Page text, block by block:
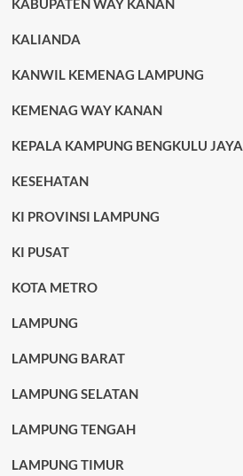
KABUPATEN WAY KANAN
KALIANDA
KANWIL KEMENAG LAMPUNG
KEMENAG WAY KANAN
KEPALA KAMPUNG BENGKULU JAYA
KESEHATAN
KI PROVINSI LAMPUNG
KI PUSAT
KOTA METRO
LAMPUNG
LAMPUNG BARAT
LAMPUNG SELATAN
LAMPUNG TENGAH
LAMPUNG TIMUR